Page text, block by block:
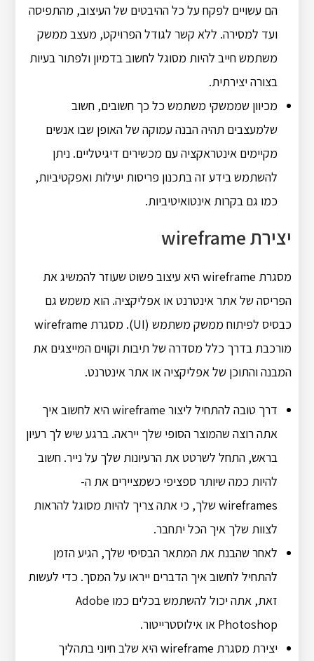
הם עשויים לפקח על כל ההיבטים של העיצוב, מהתפיסה
ועד למסירה. ללא קשר לגודל הפרויקט, מעצב ממשק
משתמש חייב להיות מסוגל לחשוב בדמיון ולפתור בעיות
בצורה יצירתית.
מכיוון שממשקי משתמש כל כך חשובים, חשוב
שלמעצבים תהיה הבנה עמוקה של האופן שבו אנשים
מקיימים אינטראקציה עם מכשירים דיגיטליים. ניתן
להשתמש בידע זה בתכנון פריסות יעילות ואפקטיביות,
כמו גם בקרות אינטואיטיביות.
יצירת wireframe
מסגרת wireframe היא עיצוב פשוט שעוזר להמשיג את
הפריסה של אתר אינטרנט או אפליקציה. הוא משמש גם
כבסיס לפיתוח ממשק משתמש (UI). מסגרת wireframe
מורכבת בדרך כלל מסדרה של תיבות וקווים המייצגים את
המבנה והתוכן של אפליקציה או אתר אינטרנט.
דרך טובה להתחיל ליצור wireframe היא לחשוב איך
אתה רוצה שהמוצר הסופי שלך ייראה. ברגע שיש לך רעיון
בראש, התחל לשרטט את הרעיונות שלך על נייר. חשוב
להיות כמה שיותר ספציפי כשמציירים את ה-
wireframes שלך, כי אתה צריך להיות מסוגל להראות
לצוות שלך איך הכל יתחבר.
לאחר שהבנת את המתאר הבסיסי שלך, הגיע הזמן
להתחיל לחשוב איך הדברים ייראו על המסך. כדי לעשות
זאת, אתה יכול להשתמש בכלים כמו Adobe
Photoshop או אילוסטרייטור.
יצירת מסגרת wireframe היא שלב חיוני בתהליך